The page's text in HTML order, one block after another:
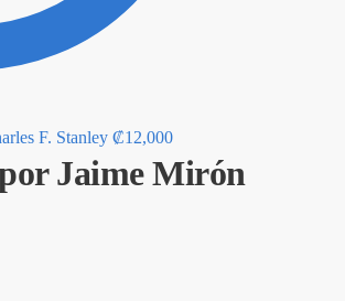
F. Stanley ₡12,000
Jaime Mirón